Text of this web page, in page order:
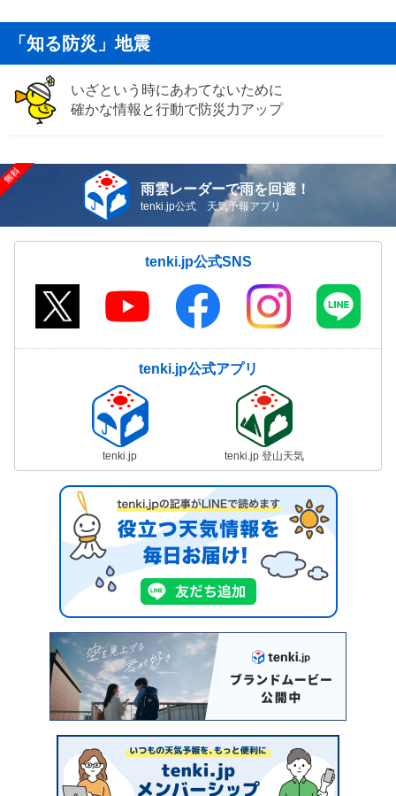
「知る防災」地震
いざという時にあわてないために
確かな情報と行動で防災力アップ
雨雲レーダーで雨を回避！
tenki.jp公式 天気予報アプリ
tenki.jp公式SNS
tenki.jp公式アプリ
tenki.jp tenki.jp 登山天気